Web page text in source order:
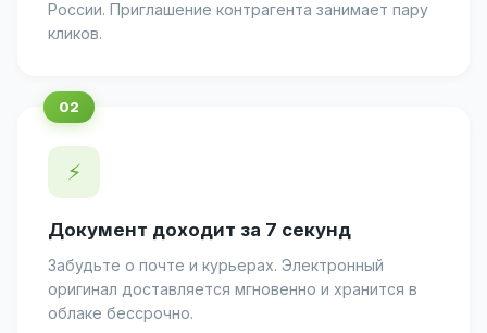
России. Приглашение контрагента занимает пару
кликов.
⚡
Документ доходит за 7 секунд
Забудьте о почте и курьерах. Электронный
оригинал доставляется мгновенно и хранится в
облаке бессрочно.